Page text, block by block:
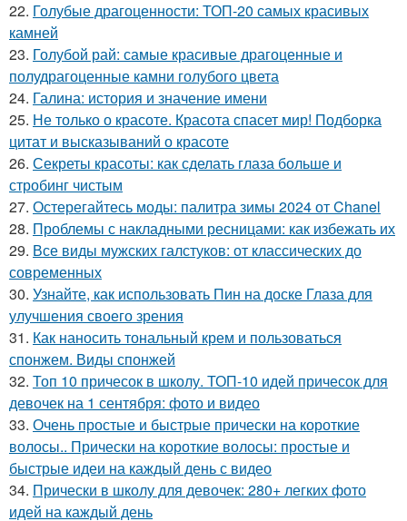
22. Голубые драгоценности: ТОП-20 самых красивых
камней
23. Голубой рай: самые красивые драгоценные и
полудрагоценные камни голубого цвета
24. Галина: история и значение имени
25. Не только о красоте. Красота спасет мир! Подборка
цитат и высказываний о красоте
26. Секреты красоты: как сделать глаза больше и
стробинг чистым
27. Остерегайтесь моды: палитра зимы 2024 от Chanel
28. Проблемы с накладными ресницами: как избежать их
29. Все виды мужских галстуков: от классических до
современных
30. Узнайте, как использовать Пин на доске Глаза для
улучшения своего зрения
31. Как наносить тональный крем и пользоваться
спонжем. Виды спонжей
32. Топ 10 причесок в школу. ТОП-10 идей причесок для
девочек на 1 сентября: фото и видео
33. Очень простые и быстрые прически на короткие
волосы.. Прически на короткие волосы: простые и
быстрые идеи на каждый день с видео
34. Прически в школу для девочек: 280+ легких фото
идей на каждый день